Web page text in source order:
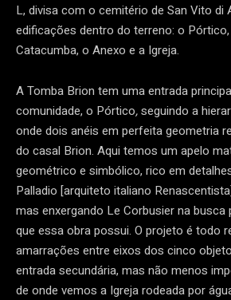
L, divisa com o cemitério de San Vito di
edificações dentro do terreno: o
Catacumba, o Anexo e a Igreja.
A Tomba Brion tem uma entrada
comunidade, o Pórtico,seguindo a
onde dois anéis em perfeita geometria
do casal Brion. Aqui temos um apelo
geométrico e simbólico, rico em
Palladio [arquiteto italiano
mas enxergando Le Corbusier na busca
que essa obra possui. O projeto é todo
amarrações entre eixos dos cinco
entrada secundária, mas não menos
de onde vemos a Igrejarodeada por